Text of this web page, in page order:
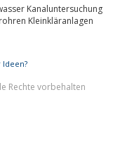
Kanaluntersuchung
Kleinkläranlagen
Rechte vorbehalten